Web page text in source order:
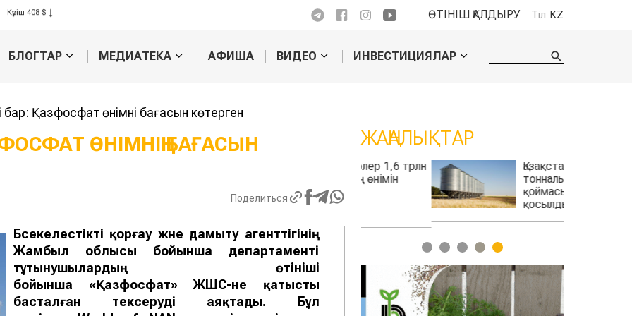
Күріш 408 $
Бидай 423 $
ӨТІНІШ ҚАЛДЫРУ Тіл KZ
БЛОГТАР МЕДИАТЕКА АФИША ВИДЕО ИНВЕСТИЦИЯЛАР
бар: Қазфосфат өнімнің бағасын көтерген
ӨНІМНІҢ БАҒАСЫН
Поделиться
Бәсекелестікті қорғау және дамыту агенттігінің
Жамбыл облысы бойынша департаменті
тұтынушылардың өтініші
бойынша «Қазфосфат» ЖШС-не қатысты
басталған тексеруді аяқтады. Бұл
ЖАҢАЛЫҚТАР
Қазақстанда 100 мың
тонналық астық
қоймасы іске
қосылды
1 2 3 4 5